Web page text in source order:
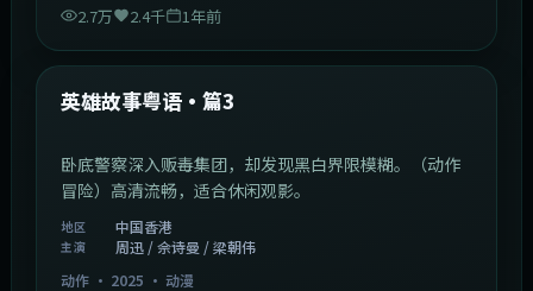
2.7万 2.4千 1年前
最新
英雄故事粤语·篇3
卧底警察深入贩毒集团，却发现黑白界限模糊。（动作
冒险）高清流畅，适合休闲观影。
地区 中国香港
主演
周迅 / 佘诗曼 / 梁朝伟
动作· 2025 · 动漫